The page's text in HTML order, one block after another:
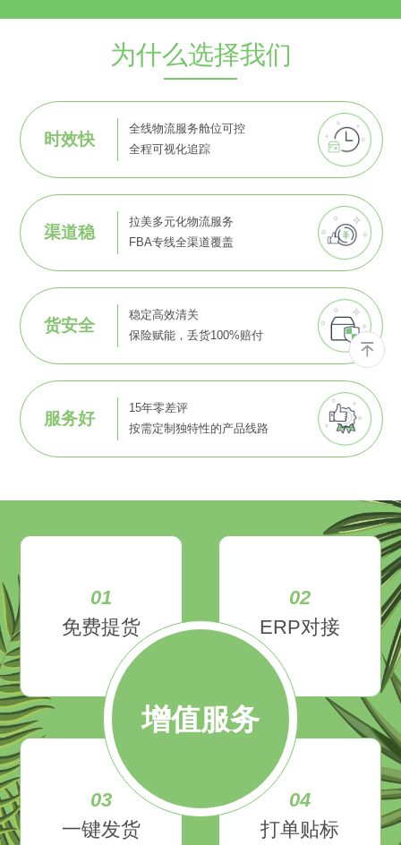
为什么选择我们
时效快
全线物流服务舱位可控
全程可视化追踪
渠道稳
拉美多元化物流服务
FBA专线全渠道覆盖
货安全
稳定高效清关
保险赋能，丢货100%赔付
服务好
15年零差评
按需定制独特性的产品线路
增值服务
01
免费提货
02
ERP对接
03
一键发货
04
打单贴标